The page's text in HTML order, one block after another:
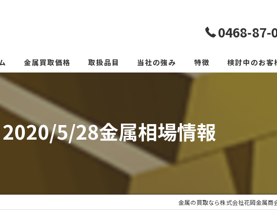
0468-87-
金属買取価格 取扱品目 当社の強み 特徴
価格
検討中のお客
2020/5/28金属相場情報
金属の買取なら株式会社花岡金属商